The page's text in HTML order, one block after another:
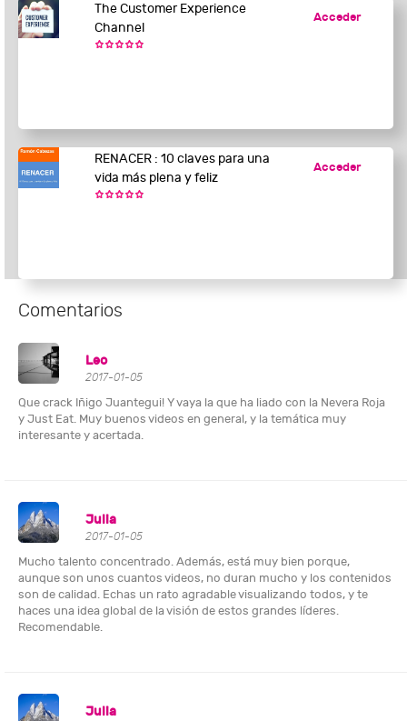
The Customer Experience
Channel
Acceder
RENACER : 10 claves para una
vida más plena y feliz
Acceder
Comentarios
Leo
2017-01-05
Que crack Iñigo Juantegui! Y vaya la que ha liado con la Nevera Roja
y Just Eat. Muy buenos videos en general, y la temática muy
interesante y acertada.
Julia
2017-01-05
Mucho talento concentrado. Además, está muy bien porque,
aunque son unos cuantos videos, no duran mucho y los contenidos
son de calidad. Echas un rato agradable visualizando todos, y te
haces una idea global de la visión de estos grandes líderes.
Recomendable.
Julia